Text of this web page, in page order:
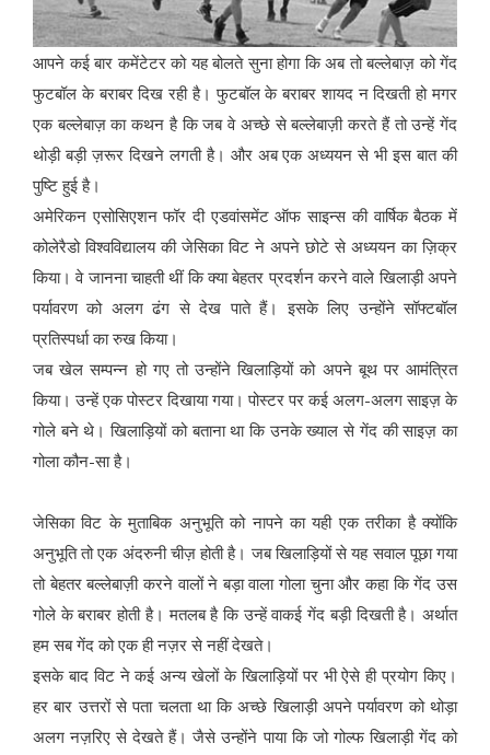
आपने कई बार कमेंटेटर को यह बोलते सुना होगा कि अब तो बल्लेबाज़ को गेंद
फुटबॉल के बराबर दिख रही है। फुटबॉल के बराबर शायद न दिखती हो मगर
एक बल्लेबाज़ का कथन है कि जब वे अच्छे से बल्लेबाज़ी करते हैं तो उन्हें गेंद
थोड़ी बड़ी ज़रूर दिखने लगती है। और अब एक अध्ययन से भी इस बात की
पुष्टि हुई है।
अमेरिकन एसोसिएशन फॉर दी एडवांसमेंट ऑफ साइन्स की वार्षिक बैठक में
कोलेरैडो विश्वविद्यालय की जेसिका विट ने अपने छोटे से अध्ययन का ज़िक्र
किया। वे जानना चाहती थीं कि क्या बेहतर प्रदर्शन करने वाले खिलाड़ी अपने
पर्यावरण को अलग ढंग से देख पाते हैं। इसके लिए उन्होंने सॉफ्टबॉल
प्रतिस्पर्धा का रुख किया।
जब खेल सम्पन्न हो गए तो उन्होंने खिलाड़ियों को अपने बूथ पर आमंत्रित
किया। उन्हें एक पोस्टर दिखाया गया। पोस्टर पर कई अलग-अलग साइज़ के
गोले बने थे। खिलाड़ियों को बताना था कि उनके ख्याल से गेंद की साइज़ का
गोला कौन-सा है।
जेसिका विट के मुताबिक अनुभूति को नापने का यही एक तरीका है क्योंकि
अनुभूति तो एक अंदरुनी चीज़ होती है। जब खिलाड़ियों से यह सवाल पूछा गया
तो बेहतर बल्लेबाज़ी करने वालों ने बड़ा वाला गोला चुना और कहा कि गेंद उस
गोले के बराबर होती है। मतलब है कि उन्हें वाकई गेंद बड़ी दिखती है। अर्थात
हम सब गेंद को एक ही नज़र से नहीं देखते।
इसके बाद विट ने कई अन्य खेलों के खिलाड़ियों पर भी ऐसे ही प्रयोग किए।
हर बार उत्तरों से पता चलता था कि अच्छे खिलाड़ी अपने पर्यावरण को थोड़ा
अलग नज़रिए से देखते हैं। जैसे उन्होंने पाया कि जो गोल्फ खिलाड़ी गेंद को